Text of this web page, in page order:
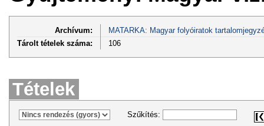
Archívum:
MATARKA: Magyar folyóiratok
Tárolt tételek száma:
106
Tételek
Szűkítés: